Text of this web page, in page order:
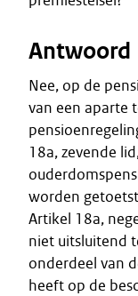
Antwoord
Nee, op de
van een aparte
18a, zevende
worden
Artikel 18a,
niet uitsluitend
onderdeel van
heeft op de